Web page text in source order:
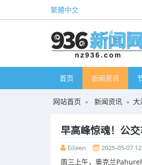
繁體中文
首页 新闻资讯
网站首页 新闻资讯 大
早高峰惊魂！公
Eileen 2025-05-07
周三上午，奥克兰